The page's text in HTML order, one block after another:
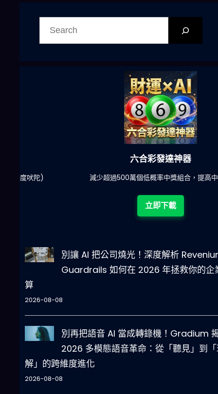
六合彩發達神器
減少超過500萬個低概率中獎組合，提高中獎率
別讓 AI 把公司燒光！深度解析
Guardrails 如何在 2026 年拯救你的企
算
2026-08-08
別再把語音 AI 當成轉錄機！Gradium
2026 多模態語音革命：從「聽見」到
解」的跨維度進化
2026-08-08